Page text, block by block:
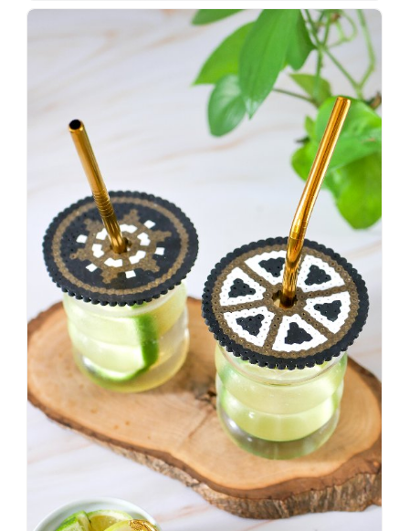
Wenn
schöner
KNALLTS!
#badezimmer
#makeover
#badezimmerdesign
#renovieren
#altbau